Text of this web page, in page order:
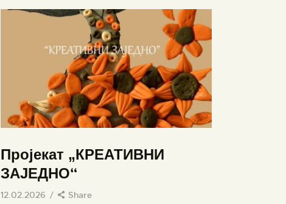
Пројекат „КРЕАТИВНИ
ЗАЈЕДНО“
12.02.2026 Share